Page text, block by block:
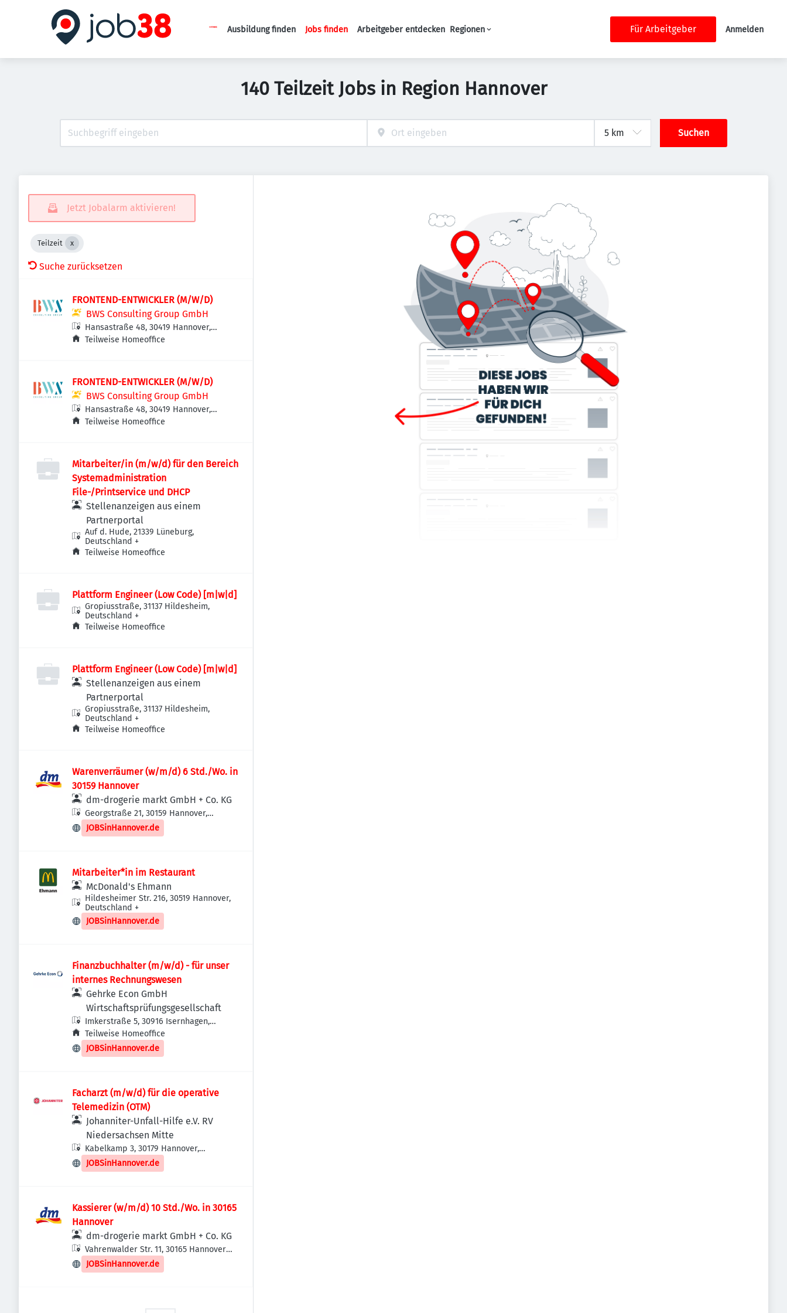
Haupt-Navigation
Ausbildung finden Jobs finden Arbeitgeber entdecken Regionen Für Arbeitgeber Anmelden
140 Teilzeit Jobs in Region Hannover
Suchen
Jetzt Jobalarm aktivieren!
Teilzeit
Suche zurücksetzen
FRONTEND-ENTWICKLER (M/W/D)
BWS Consulting Group GmbH
Hansastraße 48, 30419 Hannover,
Deutschland
Teilweise Homeoffice
FRONTEND-ENTWICKLER (M/W/D)
BWS Consulting Group GmbH
Hansastraße 48, 30419 Hannover,
Deutschland
Teilweise Homeoffice
Mitarbeiter/in (m/w/d) für den Bereich
Systemadministration
File-/Printservice und DHCP
Stellenanzeigen aus einem
Partnerportal
Auf d. Hude, 21339 Lüneburg,
Deutschland +
Teilweise Homeoffice
Plattform Engineer (Low Code) [m|w|d]
Gropiusstraße, 31137 Hildesheim,
Deutschland +
Teilweise Homeoffice
Plattform Engineer (Low Code) [m|w|d]
Stellenanzeigen aus einem
Partnerportal
Gropiusstraße, 31137 Hildesheim,
Deutschland +
Teilweise Homeoffice
Warenverräumer (w/m/d) 6 Std./Wo. in
30159 Hannover
dm-drogerie markt GmbH + Co. KG
Georgstraße 21, 30159 Hannover,
Deutschland
JOBSinHannover.de
Mitarbeiter*in im Restaurant
McDonald's Ehmann
Hildesheimer Str. 216, 30519 Hannover,
Deutschland +
JOBSinHannover.de
Finanzbuchhalter (m/w/d) - für unser
internes Rechnungswesen
Gehrke Econ GmbH
Wirtschaftsprüfungsgesellschaft
Imkerstraße 5, 30916 Isernhagen,
Deutschland
Teilweise Homeoffice
JOBSinHannover.de
Facharzt (m/w/d) für die operative
Telemedizin (OTM)
Johanniter-Unfall-Hilfe e.V. RV
Niedersachsen Mitte
Kabelkamp 3, 30179 Hannover,
Deutschland
JOBSinHannover.de
Kassierer (w/m/d) 10 Std./Wo. in 30165
Hannover
dm-drogerie markt GmbH + Co. KG
Vahrenwalder Str. 11, 30165 Hannover,
Deutschland
JOBSinHannover.de